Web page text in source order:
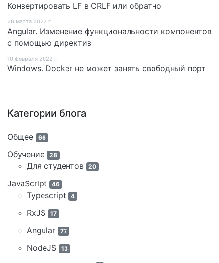
Конвертировать LF в CRLF или обратно
28 мартa 2022 г.
Angular. Изменение функциональности компонентов
с помощью директив
10 февраля 2022 г.
Windows. Docker не может занять свободный порт
Категории блога
Общее 66
Обучение 28
Для студентов 20
JavaScript 46
Typescript 4
RxJS 17
Angular 77
NodeJS 13